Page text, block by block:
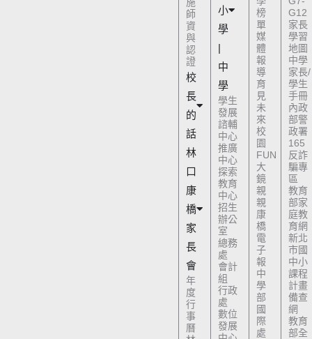
師
資
與
認
證
校
長
的
話
林
口
康
橋
家
長
會
年
度
行
事
曆
小
學
|
中
學
學生
發展
諮輔
中心
推廣
中心
探索
教育
中心
招生
辦公
室
總務
處
會計
組
行政
處
數位
發展
榜
單
媒
體
報
導
育
見
未
來
校
園
FUN
大
鏡
親
親
康
橋
電
子
報
中
學
部
國
際
處
G12
家長
學習
地圖
中學
家長/
學生
手冊
內政
部警
政署
165
反詐
騙專
區
教育
部家
庭教
育網
新北
市國
中小
課程
計畫
備查
網
教育
部全